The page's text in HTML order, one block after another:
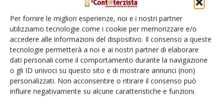
Per fornire le migliori esperienze, noi e i nostri partner
utilizziamo tecnologie come i cookie per memorizzare e/o
accedere alle informazioni del dispositivo. Il consenso a queste
tecnologie permetterà a noi e ai nostri partner di elaborare
dati personali come il comportamento durante la navigazione
o gli ID univoci su questo sito e di mostrare annunci (non)
personalizzati. Non acconsentire o ritirare il consenso può
influire negativamente su alcune caratteristiche e funzioni.
Rimani aggiornato sul mondo
dell’agricoltura